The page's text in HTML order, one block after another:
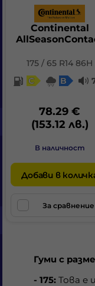
Continental
175 / 65 R14 86H
C
B
78.29 €
(153.12 лв.)
В наличност
Добави в
За сравнение
Гуми с
- 175: Това е